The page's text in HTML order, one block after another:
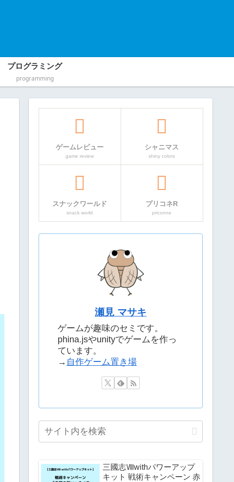
プログラミング
programming
ゲームレビュー
game review
シャニマス
shiny colors
スナックワールド
snack world
プリコネR
priconne
瀬見 マサキ
ゲームが趣味のセミです。
phina.jsやunityでゲームを作っ
ています。
→ 自作ゲーム置き場
三國志Ⅷwithパワーアップ
キット 戦術キャンペーン 赤